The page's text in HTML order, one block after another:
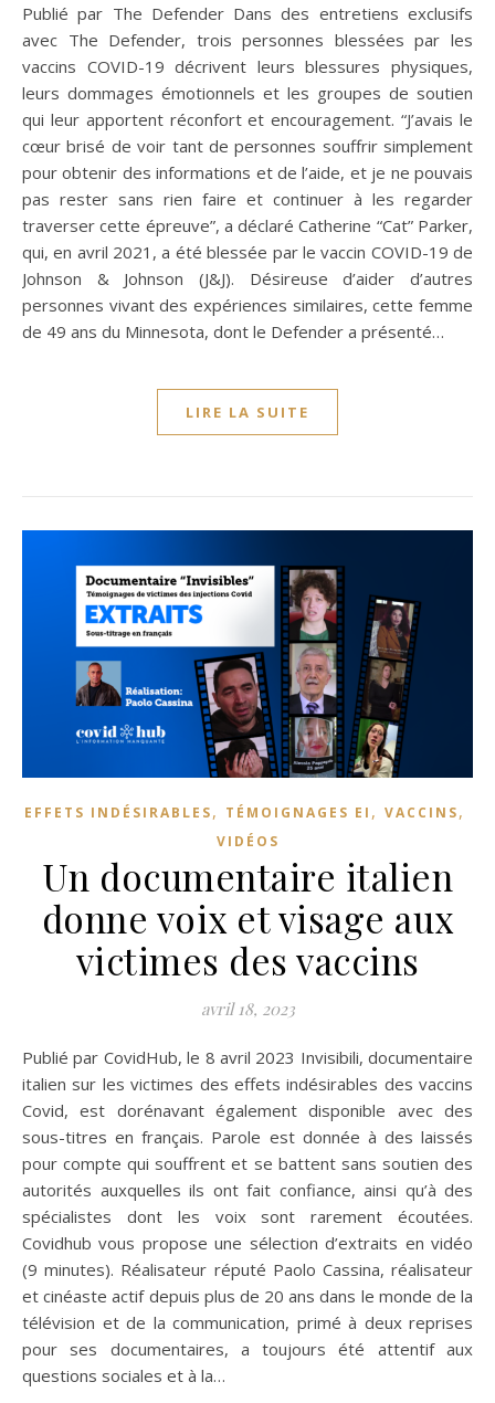
Publié par The Defender Dans des entretiens exclusifs
avec The Defender, trois personnes blessées par les
vaccins COVID-19 décrivent leurs blessures physiques,
leurs dommages émotionnels et les groupes de soutien
qui leur apportent réconfort et encouragement. “J’avais le
cœur brisé de voir tant de personnes souffrir simplement
pour obtenir des informations et de l’aide, et je ne pouvais
pas rester sans rien faire et continuer à les regarder
traverser cette épreuve”, a déclaré Catherine “Cat” Parker,
qui, en avril 2021, a été blessée par le vaccin COVID-19 de
Johnson & Johnson (J&J). Désireuse d’aider d’autres
personnes vivant des expériences similaires, cette femme
de 49 ans du Minnesota, dont le Defender a présenté…
LIRE LA SUITE
EFFETS INDÉSIRABLES, TÉMOIGNAGES EI , VACCINS,
VIDÉOS
Un documentaire italien
donne voix et visage aux
victimes des vaccins
avril 18, 2023
Publié par CovidHub, le 8 avril 2023 Invisibili, documentaire
italien sur les victimes des effets indésirables des vaccins
Covid, est dorénavant également disponible avec des
sous-titres en français. Parole est donnée à des laissés
pour compte qui souffrent et se battent sans soutien des
autorités auxquelles ils ont fait confiance, ainsi qu’à des
spécialistes dont les voix sont rarement écoutées.
Covidhub vous propose une sélection d’extraits en vidéo
(9 minutes). Réalisateur réputé Paolo Cassina, réalisateur
et cinéaste actif depuis plus de 20 ans dans le monde de la
télévision et de la communication, primé à deux reprises
pour ses documentaires, a toujours été attentif aux
questions sociales et à la…